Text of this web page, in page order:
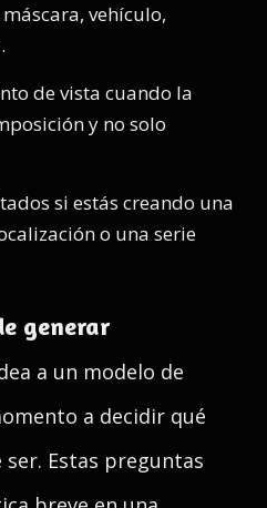
vehículo,
de vista cuando la
y no solo
si estás creando una
o una serie
generar
a un modelo de
a decidir qué
Estas preguntas